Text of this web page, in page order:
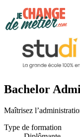
Bachelor
Maîtrisez
Type de formation